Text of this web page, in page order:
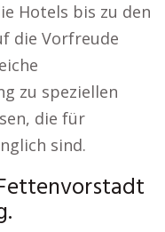
Hotels bis zu den
die Vorfreude
zu speziellen
die für
sind.